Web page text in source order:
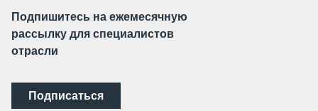
Подпишитесь на ежемесячную
рассылку для специалистов
отрасли
Подписаться